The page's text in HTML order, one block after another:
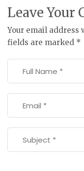
Leave Your
Your email address
fields are marked *